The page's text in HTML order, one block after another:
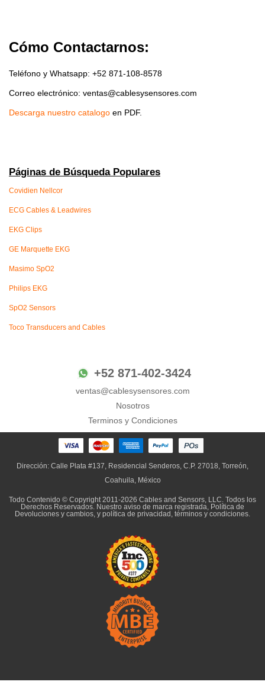
Cómo Contactarnos:
Teléfono y Whatsapp: +52 871-108-8578
Correo electrónico: ventas@cablesysensores.com
Descarga nuestro catalogo en PDF.
Páginas de Búsqueda Populares
Covidien Nellcor
ECG Cables & Leadwires
EKG Clips
GE Marquette EKG
Masimo SpO2
Philips EKG
SpO2 Sensors
Toco Transducers and Cables
+52 871-402-3424
ventas@cablesysensores.com
Nosotros
Terminos y Condiciones
Dirección: Calle Plata #137, Residencial Senderos, C.P. 27018, Torreón,
Coahuila, México
Todo Contenido © Copyright 2011-2026 Cables and Sensors, LLC. Todos los
Derechos Reservados. Nuestro aviso de marca registrada, Política de
Devoluciones y cambios, y política de privacidad, términos y condiciones.